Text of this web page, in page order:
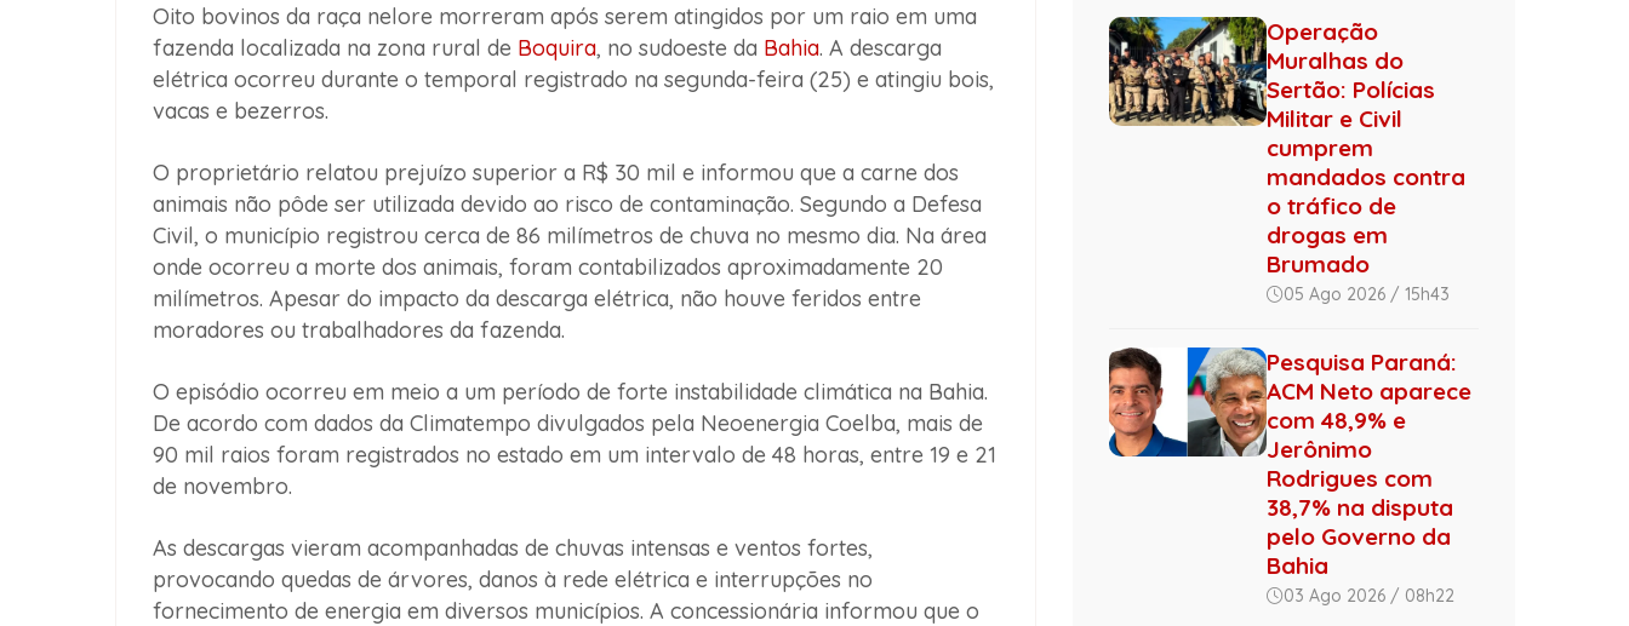
Oito bovinos da raça nelore morreram após serem atingidos por um raio em uma
fazenda localizada na zona rural de Boquira, no sudoeste da Bahia. A descarga
elétrica ocorreu durante o temporal registrado na segunda-feira (25) e atingiu bois,
vacas e bezerros.
O proprietário relatou prejuízo superior a R$ 30 mil e informou que a carne dos
animais não pôde ser utilizada devido ao risco de contaminação. Segundo a Defesa
Civil, o município registrou cerca de 86 milímetros de chuva no mesmo dia. Na área
onde ocorreu a morte dos animais, foram contabilizados aproximadamente 20
milímetros. Apesar do impacto da descarga elétrica, não houve feridos entre
moradores ou trabalhadores da fazenda.
O episódio ocorreu em meio a um período de forte instabilidade climática na Bahia.
De acordo com dados da Climatempo divulgados pela Neoenergia Coelba, mais de
90 mil raios foram registrados no estado em um intervalo de 48 horas, entre 19 e 21
de novembro.
As descargas vieram acompanhadas de chuvas intensas e ventos fortes,
provocando quedas de árvores, danos à rede elétrica e interrupções no
fornecimento de energia em diversos municípios. A concessionária informou que o
Operação
Muralhas do
Sertão: Polícias
Militar e Civil
cumprem
mandados contra
o tráfico de
drogas em
Brumado
05 Ago 2026 / 15h43
Pesquisa Paraná:
ACM Neto aparece
com 48,9% e
Jerônimo
Rodrigues com
38,7% na disputa
pelo Governo da
Bahia
03 Ago 2026 / 08h22